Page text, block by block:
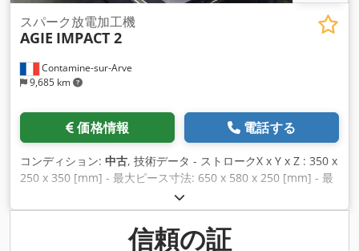
Contamine-sur-Arve
9,685 km
スパーク放電加工機
AGIE IMPACT 2
価格情報 電話する
コンディション: 中古, 技術データ - ストロークX x Y x Z : 350 x
250 x 350 [mm] - 最大ピース寸法: 650 x 580 x 250 [mm] - 最
大重量: 400 [kg] - 処理能力：72 [A] - ツールマガジン容量: 28 -
誘電容積: 415 [l] - 機械スペース要件: 2,689 x 1,855 [mm] - 機
械高さ: 2,593 [mm] - 機械重量: 3,000 [kg] - 放電加工時間:
39,554 [時間] Chodpfouhcbiex Acmea アクセサリー - LCDカ
信頼の証